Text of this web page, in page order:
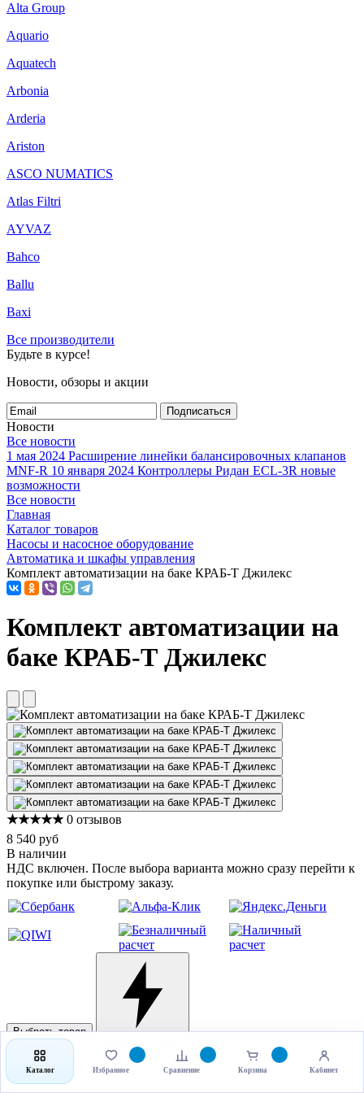
Alta Group
Aquario
Aquatech
Arbonia
Arderia
Ariston
ASCO NUMATICS
Atlas Filtri
AYVAZ
Bahco
Ballu
Baxi
Все производители
Будьте в курсе!
Новости, обзоры и акции
Подписаться
Новости
Все новости
1 мая 2024 Расширение линейки балансировочных клапанов
MNF-R 10 января 2024 Контроллеры Ридан ECL-3R новые
возможности
Все новости
Главная
Каталог товаров
Насосы и насосное оборудование
Автоматика и шкафы управления
Комплект автоматизации на баке КРАБ-Т Джилекс
Комплект автоматизации на
баке КРАБ-Т Джилекс
★★★★★ 0 отзывов
8 540 руб
В наличии
НДС включен. После выбора варианта можно сразу перейти к
покупке или быстрому заказу.
Выбрать товар
Каталог Избранное Сравнение Корзина Кабинет